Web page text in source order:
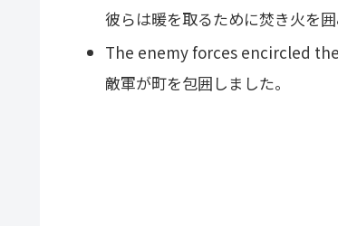
彼らは暖を取るために焚き火を囲
The enemy forces encircled
敵軍が町を包囲しました。